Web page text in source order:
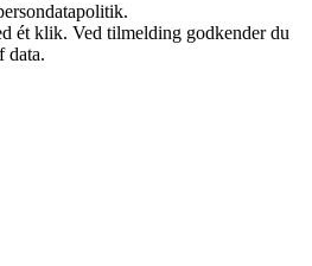
ét klik. Ved tilmelding godkender du
data.